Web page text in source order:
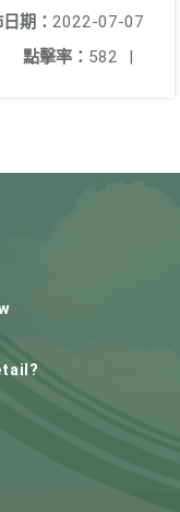
期： 2022-07-07
點擊率： 582 |